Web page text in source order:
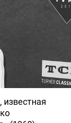
известная